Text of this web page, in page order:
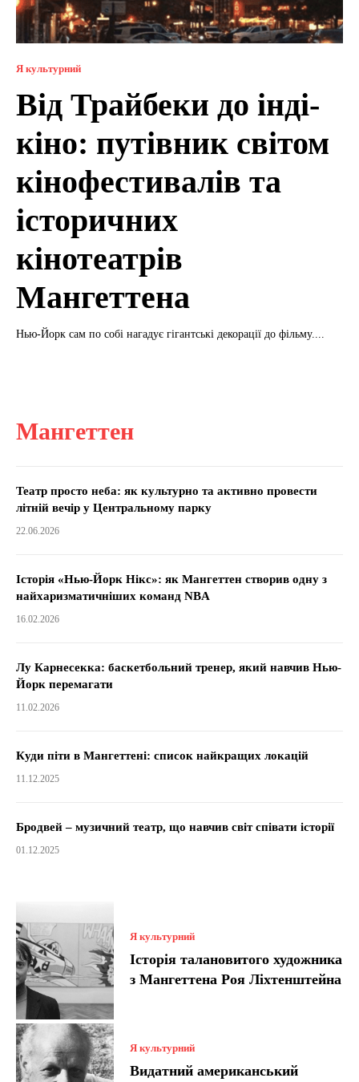
Я культурний
Від Трайбеки до інді-
кіно: путівник світом
кінофестивалів та
історичних
кінотеатрів
Мангеттена
Нью-Йорк сам по собі нагадує гігантські декорації до фільму....
Мангеттен
Театр просто неба: як культурно та активно провести
літній вечір у Центральному парку
22.06.2026
Історія «Нью-Йорк Нікс»: як Мангеттен створив одну з
найхаризматичніших команд NBA
16.02.2026
Лу Карнесекка: баскетбольний тренер, який навчив Нью-
Йорк перемагати
11.02.2026
Куди піти в Мангеттені: список найкращих локацій
11.12.2025
Бродвей – музичний театр, що навчив світ співати історії
01.12.2025
Я культурний
Історія талановитого художника
з Мангеттена Роя Ліхтенштейна
Я культурний
Видатний американський